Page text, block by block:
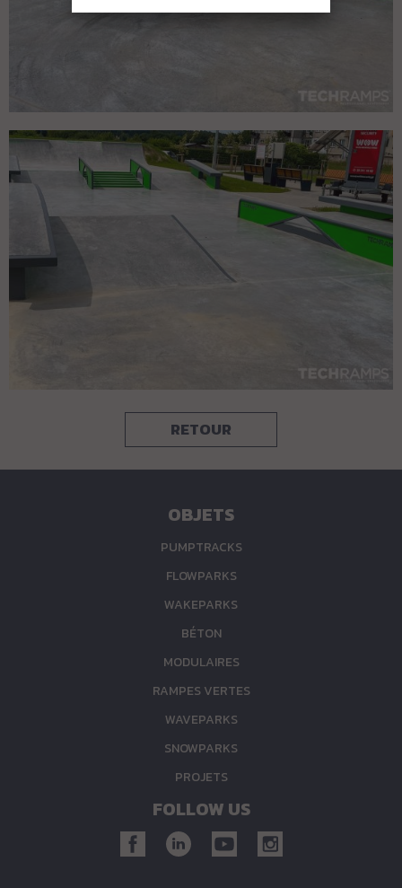
RETOUR
OBJETS
PUMPTRACKS
FLOWPARKS
WAKEPARKS
BÉTON
MODULAIRES
RAMPES VERTES
WAVEPARKS
SNOWPARKS
PROJETS
FOLLOW US